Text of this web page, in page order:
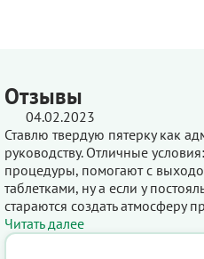
Отзывы
04.02.2023
Ставлю твердую пятерку как
руководству. Отличные
процедуры, помогают с
таблетками, ну а если у
стараются создать атмосферу
Читать далее